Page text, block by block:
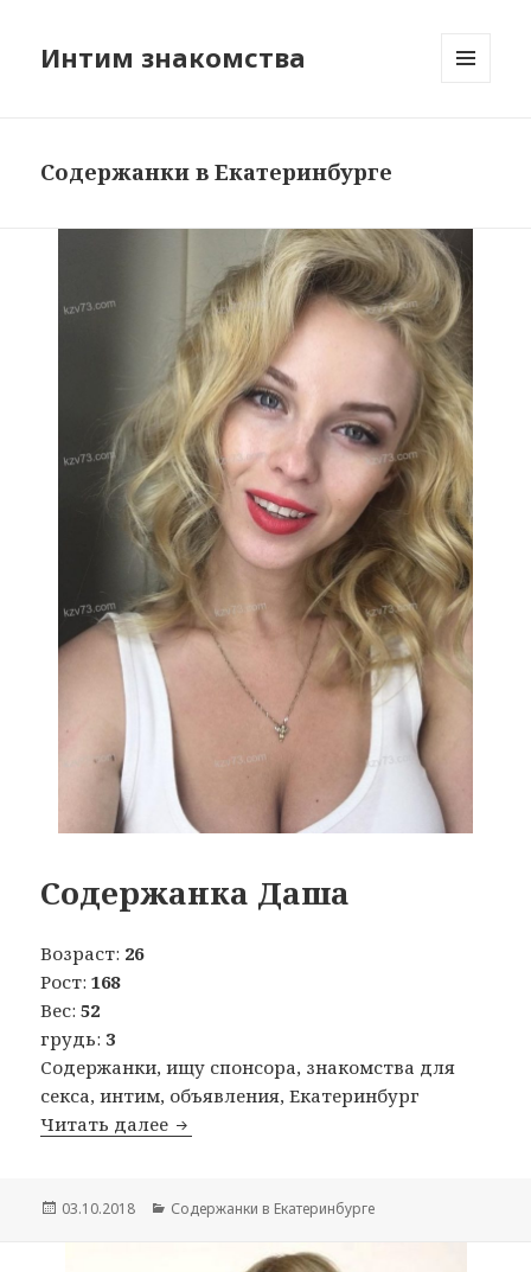
Интим знакомства
Содержанки в Екатеринбурге
Содержанка Даша
Возраст: 26
Рост:168
Вес:52
грудь: 3
Содержанки, ищу спонсора, знакомства для
секса, интим, объявления, Екатеринбург
Читать далее Содержанка Даша
Опубликовано
03.10.2018 Рубрики
Содержанки в Екатеринбурге